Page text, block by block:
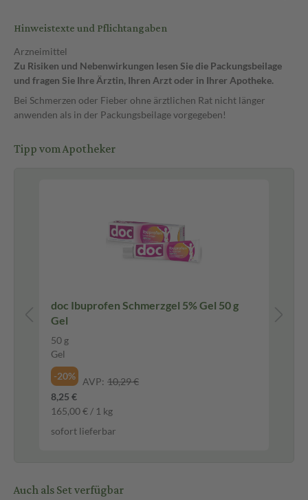
Hinweistexte und Pflichtangaben
Arzneimittel
Zu Risiken und Nebenwirkungen lesen Sie die Packungsbeilage
und fragen Sie Ihre Ärztin, Ihren Arzt oder in Ihrer Apotheke.
Bei Schmerzen oder Fieber ohne ärztlichen Rat nicht länger
anwenden als in der Packungsbeilage vorgegeben!
Tipp vom Apotheker
doc Ibuprofen Schmerzgel 5% Gel 50 g
Gel
50 g
Gel
-20%
AVP: 10,29 €
8,25 €
165,00 € / 1 kg
sofort lieferbar
Auch als Set verfügbar